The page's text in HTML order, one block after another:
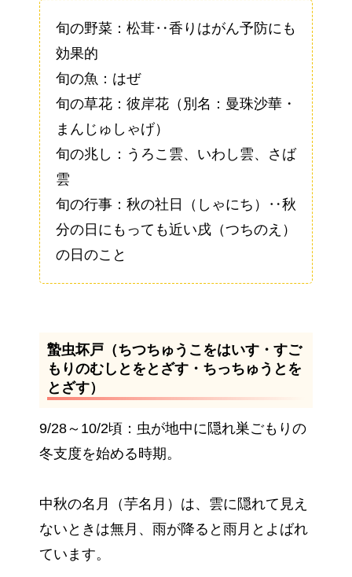
旬の野菜：松茸‥香りはがん予防にも
効果的
旬の魚：はぜ
旬の草花：彼岸花（別名：曼珠沙華・
まんじゅしゃげ）
旬の兆し：うろこ雲、いわし雲、さば
雲
旬の行事：秋の社日（しゃにち）‥秋
分の日にもっても近い戌（つちのえ）
の日のこと
蟄虫坏戸（ちつちゅうこをはいす・すご
もりのむしとをとざす・ちっちゅうとを
とざす）
9/28～10/2頃：虫が地中に隠れ巣ごもりの
冬支度を始める時期。
中秋の名月（芋名月）は、雲に隠れて見え
ないときは無月、雨が降ると雨月とよばれ
ています。